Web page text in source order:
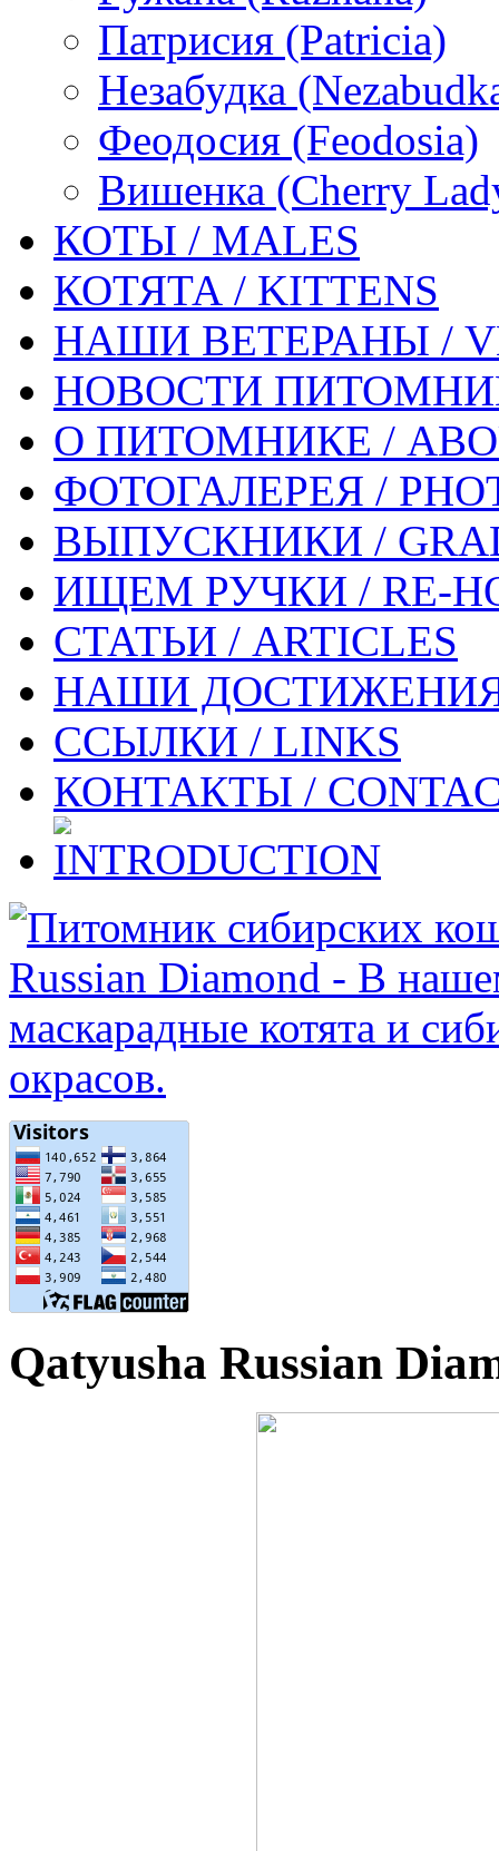
Патрисия (Patricia)
Незабудка
Феодосия (Feodosia)
Вишенка (Cherry
КОТЫ / MALES
КОТЯТА / KITTENS
НАШИ ВЕТЕРАНЫ /
НОВОСТИ
О ПИТОМНИКЕ /
ФОТОГАЛЕРЕЯ /
ВЫПУСКНИКИ /
ИЩЕМ РУЧКИ / RE-
СТАТЬИ / ARTICLES
НАШИ ДОСТИЖЕНИЯ
ССЫЛКИ / LINKS
КОНТАКТЫ /
Qatyusha Russian